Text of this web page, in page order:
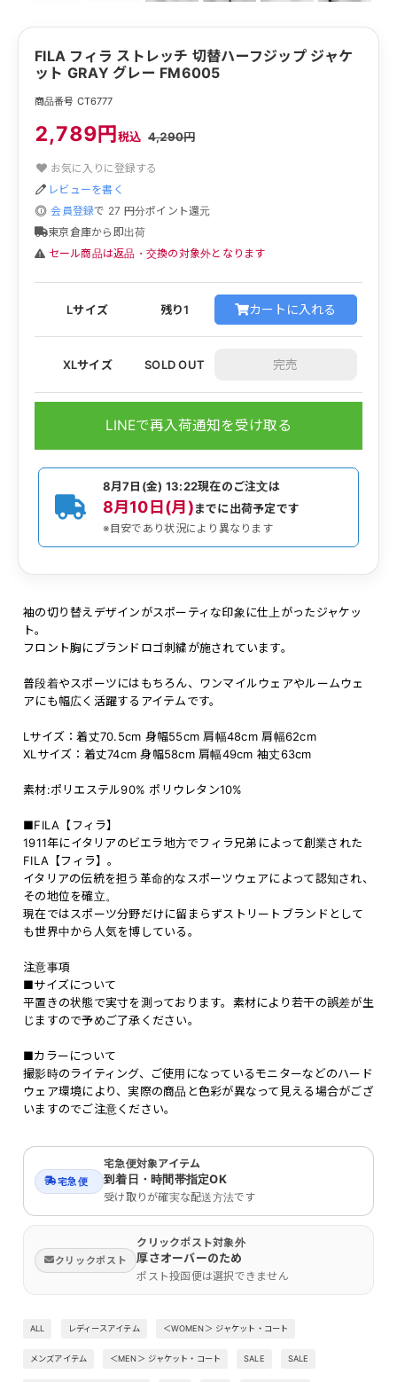
FILA フィラ ストレッチ 切替ハーフジップ ジャケ
ット GRAY グレー FM6005
商品番号 CT6777
2,789円税込 4,290円
お気に入りに登録する
レビューを書く
会員登録で 27 円分ポイント還元
東京倉庫から即出荷
セール商品は返品・交換の対象外となります
Lサイズ 残り1 カートに入れる
XLサイズ SOLD OUT
LINEで再入荷通知を受け取る
8月7日(金) 13:22現在のご注文は
8月10日(月)までに出荷予定です
※目安であり状況により異なります
袖の切り替えデザインがスポーティな印象に仕上がったジャケッ
ト。
フロント胸にブランドロゴ刺繍が施されています。
普段着やスポーツにはもちろん、ワンマイルウェアやルームウェ
アにも幅広く活躍するアイテムです。
Lサイズ：着丈70.5cm 身幅55cm 肩幅48cm 肩幅62cm
XLサイズ：着丈74cm 身幅58cm 肩幅49cm 袖丈63cm
素材:ポリエステル90% ポリウレタン10%
■FILA【フィラ】
1911年にイタリアのビエラ地方でフィラ兄弟によって創業された
FILA【フィラ】。
イタリアの伝統を担う革命的なスポーツウェアによって認知され、
その地位を確立。
現在ではスポーツ分野だけに留まらずストリートブランドとして
も世界中から人気を博している。
注意事項
■サイズについて
平置きの状態で実寸を測っております。素材により若干の誤差が生
じますので予めご了承ください。
■カラーについて
撮影時のライティング、ご使用になっているモニターなどのハード
ウェア環境により、実際の商品と色彩が異なって見える場合がござ
いますのでご注意ください。
宅急便
宅急便対象アイテム
到着日・時間帯指定OK
受け取りが確実な配送方法です
クリックポスト
クリックポスト対象外
厚さオーバーのため
ポスト投函便は選択できません
ALL レディースアイテム ＜WOMEN＞ ジャケット・コート
メンズアイテム ＜MEN＞ ジャケット・コート SALE SALE